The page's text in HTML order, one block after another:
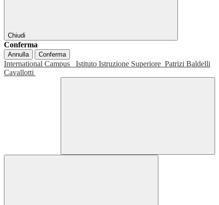
Chiudi
Conferma
Annulla Conferma
International Campus Istituto Istruzione Superiore Patrizi Baldelli
Cavallotti